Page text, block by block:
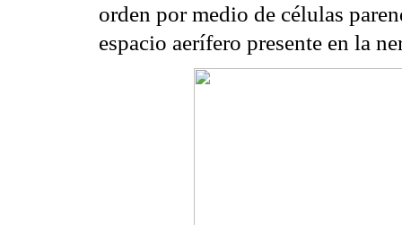
orden por medio de células
espacio aerífero presente en la